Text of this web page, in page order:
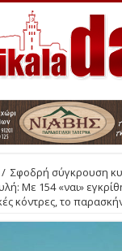
/ Σφοδρή σύγκρουση
Με 154 «ναι»
κόντρες, το